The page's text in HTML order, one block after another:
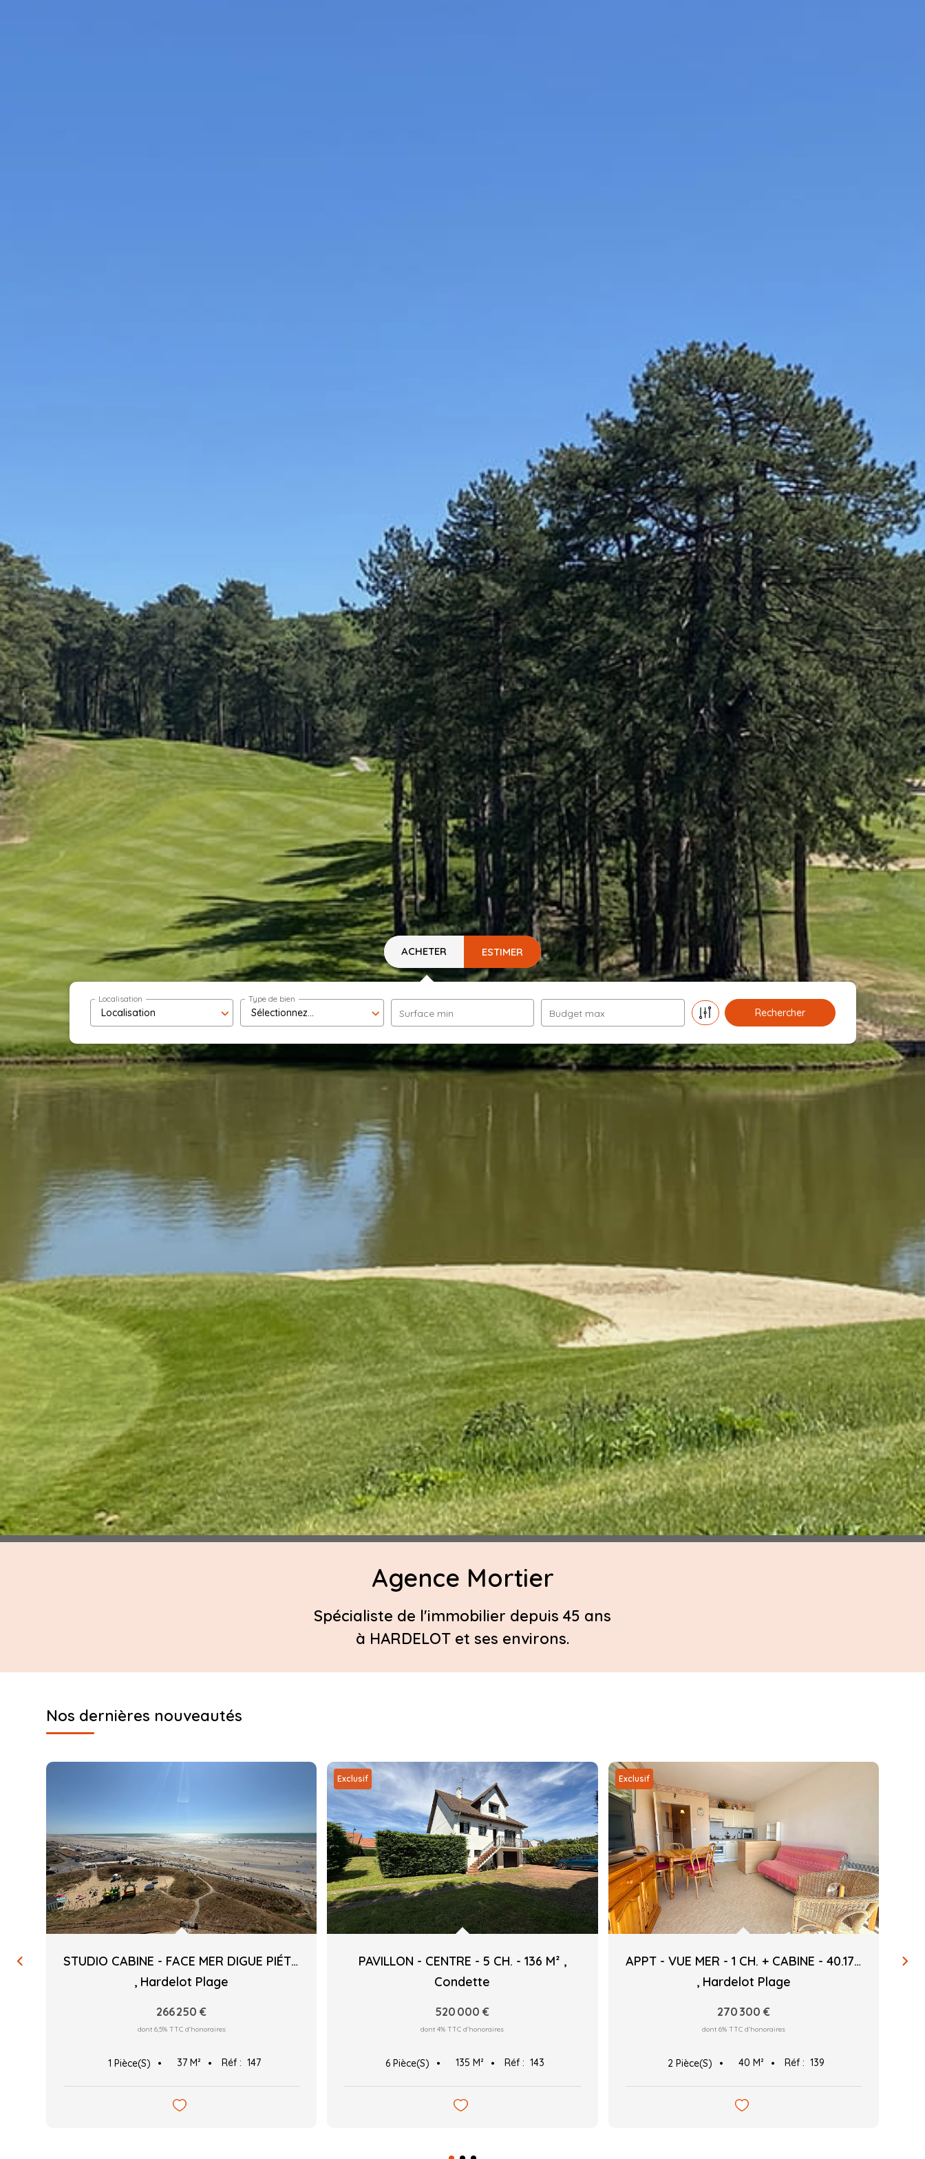
ACHETER ESTIMER
Localisation
Localisation
Sélectionnez...
Type de bien
Surface min Budget max
Agence Mortier
Spécialiste de l'immobilier depuis 45 ans
à HARDELOT et ses environs.
Nos dernières nouveautés
STUDIO CABINE - FACE MER DIGUE PIÉTONNE - 36.60 M²C
, Hardelot Plage
266 250 €
dont 6,5% TTC d'honoraires
1 Pièce(s) 37 M² Réf : 147
Exclusif
PAVILLON - CENTRE - 5 CH. - 136 M² ,
Condette
520 000 €
dont 4% TTC d'honoraires
6Pièce(s) 135M² Réf : 143
Exclusif
APPT - VUE MER - 1 CH. + CABINE - 40.17 M²C
, Hardelot Plage
270 300 €
dont 6% TTC d'honoraires
2Pièce(s) 40M² Réf : 139